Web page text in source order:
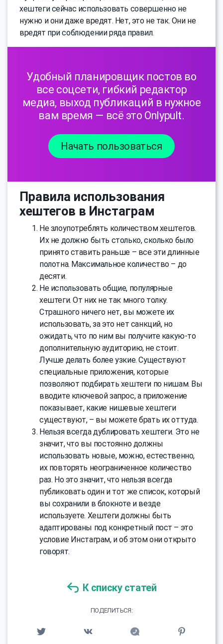
хештеги сейчас использовать совершенно не
нужно и они даже вредят. Нет, это не так. Они не
вредят при соблюдении ряда правил.
Удобный планировщик постов во
все соцсети, гибкий редактор
медиа, выход публикаций в нужное
вам время — всё это Onlypult.
Начать пользоваться
Правила использования
хештегов в Инстаграм
Не злоупотреблять количеством хештегов.
Их не должно быть столько, сколько было
принято ставить раньше – все эти длинные
полотна. Максимальное количество – до
десяти.
Не использовать общие, популярные
хештеги. От них не так много толку.
Страшного ничего нет, вы можете их
использовать, за это нет санкций, но
ожидать, что по ним вы получите какую-то
дополнительную аудиторию, не стоит.
Лучше делать более узкие. Существуют
специальные приложения, которые
позволяют подбирать хештеги по нишам. Вы
вводите ключевой запрос, а приложение
показывает, какие нишевые хештеги
существуют, – вы можете брать их оттуда.
Нельзя всегда дублировать хештеги. Это не
значит, что вы постоянно должны
использовать новые, можно, естественно,
их повторять неограниченное количество
раз. Но это значит, что нельзя всегда
публиковать один и тот же список, который
вы сохранили в блокноте и везде
используете. Хештеги должны быть
адаптированы под конкретный пост – это
условие Инстаграм, и об этом они открыто
говорят.
К списку статей
ПОДЕЛИТЬСЯ: